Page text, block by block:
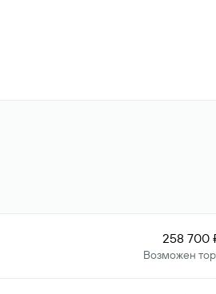
258 700
Возможен